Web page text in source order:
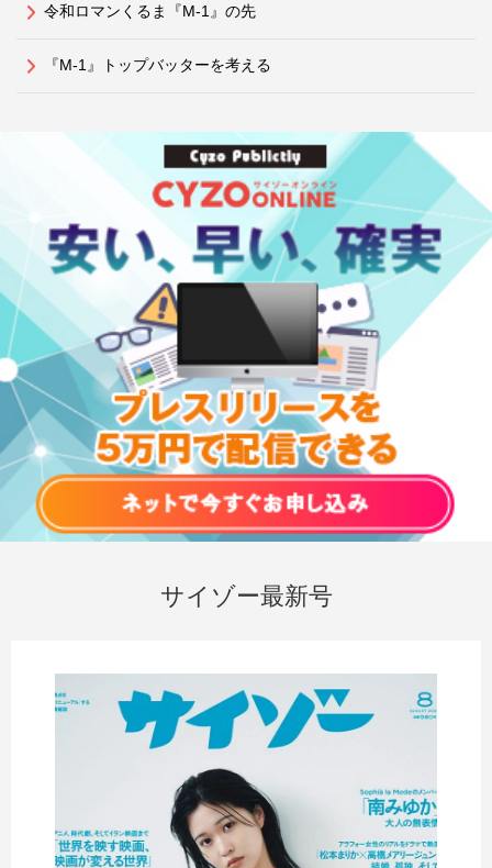
令和ロマンくるま『M-1』の先
『M-1』トップバッターを考える
サイゾー最新号